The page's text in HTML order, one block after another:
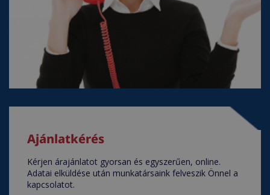
Ajánlatkérés
Kérjen árajánlatot gyorsan és egyszerűen, online.
Adatai elküldése után munkatársaink felveszik Önnel a
kapcsolatot.